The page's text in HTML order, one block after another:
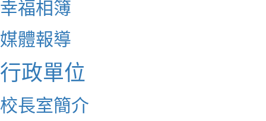
幸福相簿
媒體報導
行政單位
校長室簡介